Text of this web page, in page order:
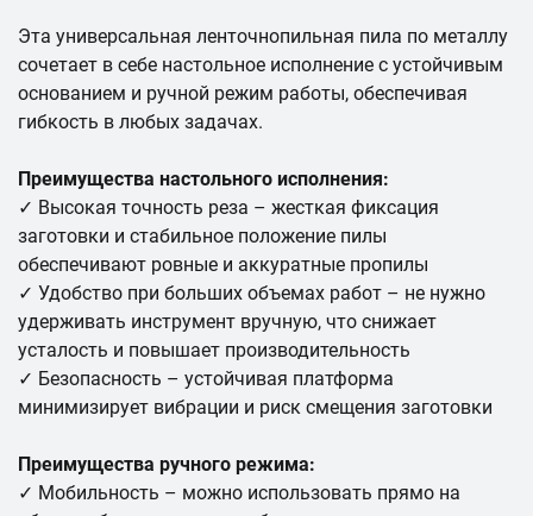
Эта универсальная ленточнопильная пила по металлу
сочетает в себе настольное исполнение с устойчивым
основанием и ручной режим работы, обеспечивая
гибкость в любых задачах.
Преимущества настольного исполнения:
✓ Высокая точность реза – жесткая фиксация
заготовки и стабильное положение пилы
обеспечивают ровные и аккуратные пропилы
✓ Удобство при больших объемах работ – не нужно
удерживать инструмент вручную, что снижает
усталость и повышает производительность
✓ Безопасность – устойчивая платформа
минимизирует вибрации и риск смещения заготовки
Преимущества ручного режима:
✓ Мобильность – можно использовать прямо на